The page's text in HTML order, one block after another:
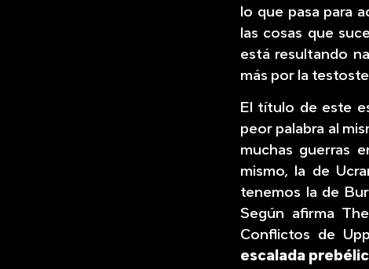
lo que pasa para
las cosas que
está resultando
más por la
El título de este
peor palabra al
muchas guerras
mismo, la de
tenemos la de
Según afirma
Conflictos de
escalada